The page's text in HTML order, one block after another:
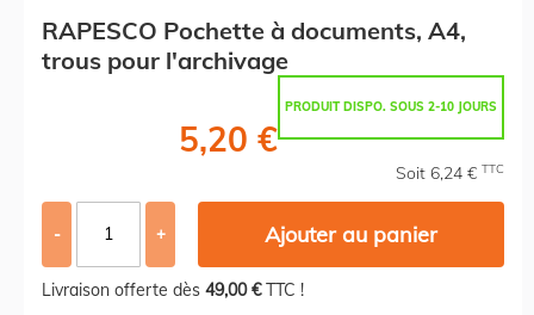
RAPESCO Pochette à documents, A4,
trous pour l'archivage
PRODUIT DISPO. SOUS 2-10 JOURS
5,20 €
Soit 6,24 € TTC
- + Ajouter au panier
Livraison offerte dès 49,00 €TTC !